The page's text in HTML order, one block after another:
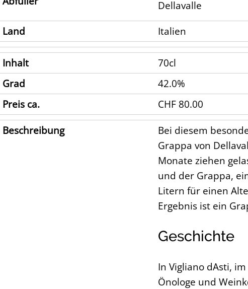
Dellavalle
Land
Italien
Inhalt
70cl
Grad
42.0%
Preis ca.
CHF 80.00
Beschreibung
Bei diesem
Grappa von
Monate ziehen
und der Grappa,
Litern für einen
Ergebnis ist ein
Geschichte
In Vigliano dAsti,
Önologe und